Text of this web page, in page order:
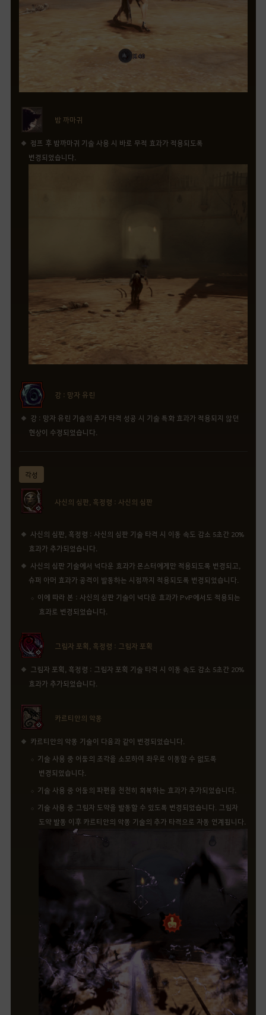
밤 까마귀
점프 후 밤까마귀 기술 사용 시 바로 무적 효과가 적용되도록
변경되었습니다.
강 : 망자 유린
강 : 망자 유린 기술의 추가 타격 성공 시 기술 특화 효과가 적용되지 않던
현상이 수정되었습니다.
각성
사신의 심판, 흑정령 : 사신의 심판
사신의 심판, 흑정령 : 사신의 심판 기술 타격 시 이동 속도 감소 5초간 20%
효과가 추가되었습니다.
사신의 심판 기술에서 넉다운 효과가 몬스터에게만 적용되도록 변경되고,
슈퍼 아머 효과가 공격이 발동하는 시점까지 적용되도록 변경되었습니다.
이에 따라 본 : 사신의 심판 기술이 넉다운 효과가 PvP에서도 적용되는
효과로 변경되었습니다.
그림자 포획, 흑정령 : 그림자 포획
그림자 포획, 흑정령 : 그림자 포획 기술 타격 시 이동 속도 감소 5초간 20%
효과가 추가되었습니다.
카르티안의 악몽
카르티안의 악몽 기술이 다음과 같이 변경되었습니다.
기술 사용 중 어둠의 조각을 소모하여 좌우로 이동할 수 없도록
변경되었습니다.
기술 사용 중 어둠의 파편을 천천히 회복하는 효과가 추가되었습니다.
기술 사용 중 그림자 도약을 발동할 수 있도록 변경되었습니다. 그림자
도약 발동 이후 카르티안의 악몽 기술의 추가 타격으로 자동 연계됩니다.